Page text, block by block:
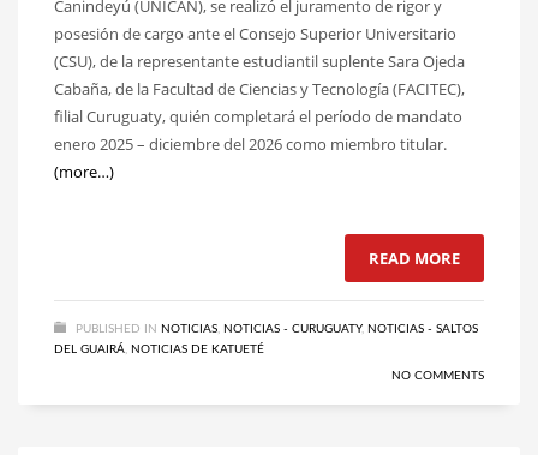
Canindeyú (UNICAN), se realizó el juramento de rigor y
posesión de cargo ante el Consejo Superior Universitario
(CSU), de la representante estudiantil suplente Sara Ojeda
Cabaña, de la Facultad de Ciencias y Tecnología (FACITEC),
filial Curuguaty, quién completará el período de mandato
enero 2025 – diciembre del 2026 como miembro titular.
(more…)
READ MORE
PUBLISHED IN NOTICIAS NOTICIAS - CURUGUATY, NOTICIAS - SALTOS
DEL GUAIRÁ NOTICIAS DE KATUETÉ
NO COMMENTS